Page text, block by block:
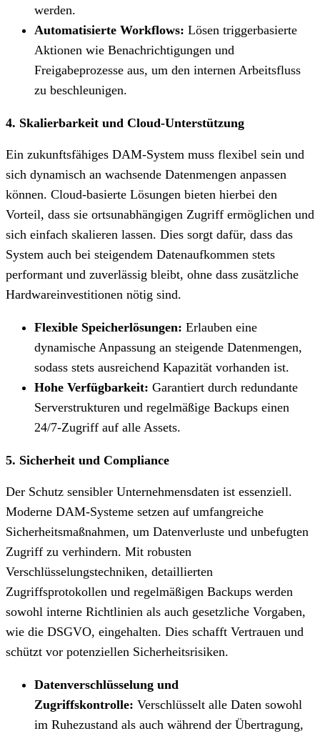
werden.
Automatisierte Workflows: Lösen triggerbasierte
Aktionen wie Benachrichtigungen und
Freigabeprozesse aus, um den internen Arbeitsfluss
zu beschleunigen.
4. Skalierbarkeit und Cloud-Unterstützung
Ein zukunftsfähiges DAM-System muss flexibel sein und
sich dynamisch an wachsende Datenmengen anpassen
können. Cloud-basierte Lösungen bieten hierbei den
Vorteil, dass sie ortsunabhängigen Zugriff ermöglichen und
sich einfach skalieren lassen. Dies sorgt dafür, dass das
System auch bei steigendem Datenaufkommen stets
performant und zuverlässig bleibt, ohne dass zusätzliche
Hardwareinvestitionen nötig sind.
Flexible Speicherlösungen: Erlauben eine
dynamische Anpassung an steigende Datenmengen,
sodass stets ausreichend Kapazität vorhanden ist.
Hohe Verfügbarkeit: Garantiert durch redundante
Serverstrukturen und regelmäßige Backups einen
24/7-Zugriff auf alle Assets.
5. Sicherheit und Compliance
Der Schutz sensibler Unternehmensdaten ist essenziell.
Moderne DAM-Systeme setzen auf umfangreiche
Sicherheitsmaßnahmen, um Datenverluste und unbefugten
Zugriff zu verhindern. Mit robusten
Verschlüsselungstechniken, detaillierten
Zugriffsprotokollen und regelmäßigen Backups werden
sowohl interne Richtlinien als auch gesetzliche Vorgaben,
wie die DSGVO, eingehalten. Dies schafft Vertrauen und
schützt vor potenziellen Sicherheitsrisiken.
Datenverschlüsselung und
Zugriffskontrolle: Verschlüsselt alle Daten sowohl
im Ruhezustand als auch während der Übertragung,